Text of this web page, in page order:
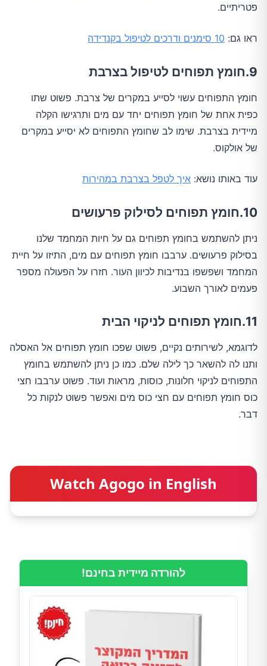
פטריתיים.
ראו גם: 10 סימנים ודרכים לטיפול בקנדידה
9.חומץ תפוחים לטיפול בצרבת
חומץ התפוחים עשוי לסייע במקרים של צרבת. פשוט שתו
כפית אחת של חומץ תפוחים יחד עם מים ותרגישו הקלה
מיידית בצרבת. שימו לב שחומץ התפוחים לא יסייע במקרים
של אולקוס.
עוד באותו נושא: איך לטפל בצרבת במהירות
10.חומץ תפוחים לסילוק פרעושים
ניתן להשתמש בחומץ תפוחים גם על חיות המחמד שלנו
בסילוק פרעושים. ערבבו חומץ תפוחים עם מים, התיזו על חיית
המחמד ושפשפו בנדיבות לכיוון העור. חזרו על הפעולה מספר
פעמים לאורך השבוע.
11.חומץ תפוחים לניקוי הבית
לדוגמא, לשירותים נקיים, פשוט שפכו חומץ תפוחים אל האסלה
ותנו לה להשאר כך לילה שלם. כמו כן ניתן להשתמש בחומץ
התפוחים לניקוי חלונות, כוסות, מראות ועוד. פשוט ערבבו חצי
כוס חומץ תפוחים עם חצי כוס מים ואפשר פשוט לנקות כל
דבר.
Watch Agogo in English
להורדה מיידית בחינם!